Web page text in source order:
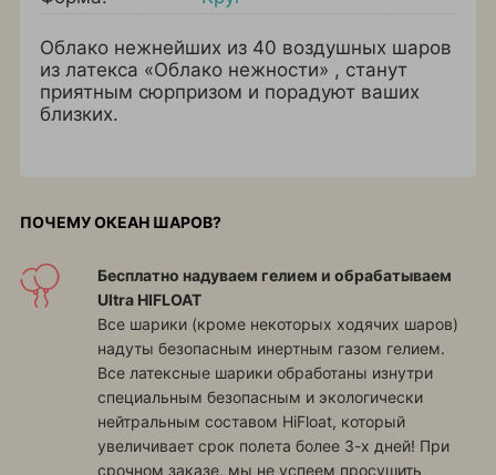
Облако нежнейших из 40 воздушных шаров
из латекса «Облако нежности» , станут
приятным сюрпризом и порадуют ваших
близких.
ПОЧЕМУ ОКЕАН ШАРОВ?
Бесплатно надуваем гелием и обрабатываем
Ultra HIFLOAT
Все шарики (кроме некоторых ходячих шаров)
надуты безопасным инертным газом гелием.
Все латексные шарики обработаны изнутри
специальным безопасным и экологически
нейтральным составом HiFloat, который
увеличивает срок полета более 3-х дней! При
срочном заказе, мы не успеем просушить